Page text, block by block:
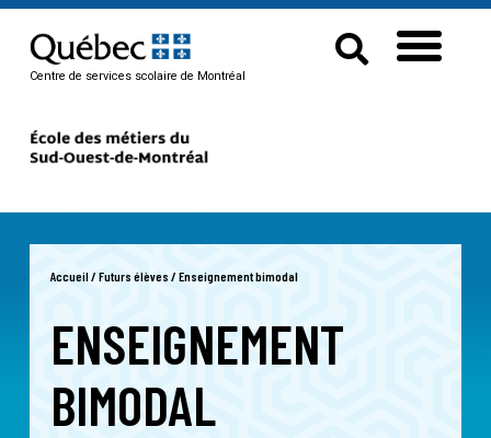
Centre de services scolaire de Montréal
Accueil/ Futurs élèves / Enseignement bimodal
ENSEIGNEMENT
BIMODAL